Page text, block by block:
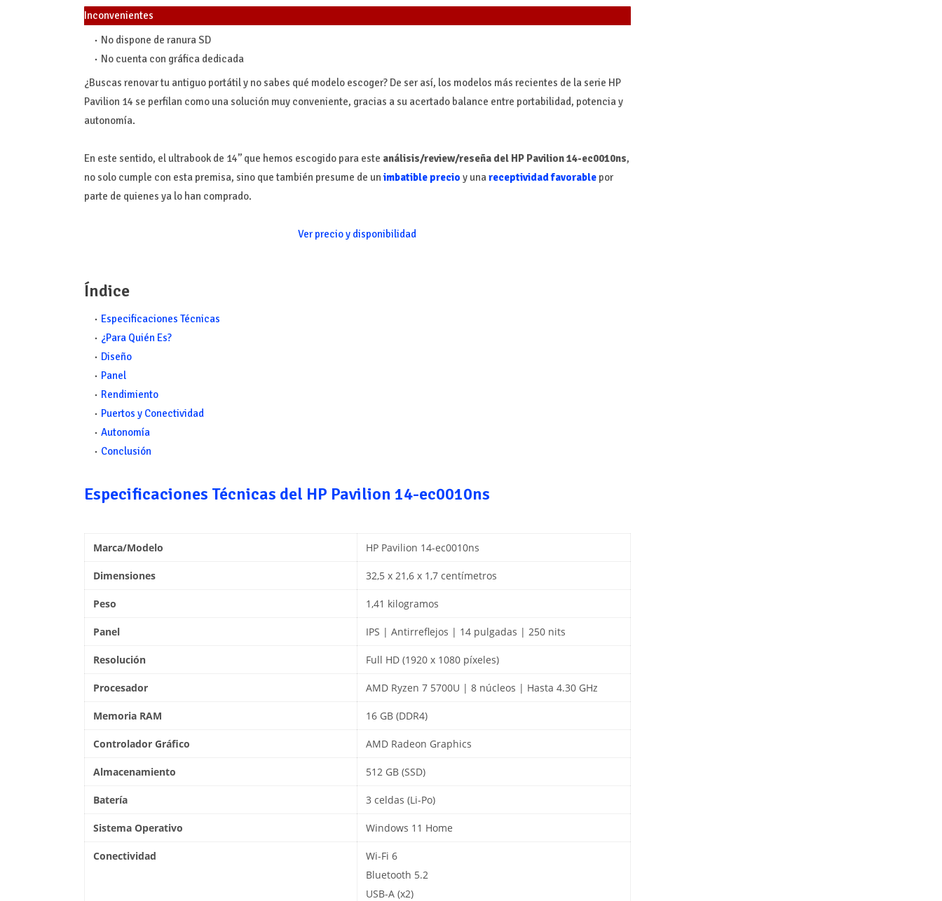
Inconvenientes
No dispone de ranura SD
No cuenta con gráfica dedicada
¿Buscas renovar tu antiguo portátil y no sabes qué modelo escoger? De ser así, los modelos más recientes de la serie HP
Pavilion 14 se perfilan como una solución muy conveniente, gracias a su acertado balance entre portabilidad, potencia y
autonomía.
En este sentido, el ultrabook de 14’’ que hemos escogido para este análisis/review/reseña del HP Pavilion 14-ec0010ns,
no solo cumple con esta premisa, sino que también presume de un imbatible precio y unareceptividad favorablepor
parte de quienes ya lo han comprado.
Ver precio y disponibilidad
Índice
Especificaciones Técnicas
¿Para Quién Es?
Diseño
Panel
Rendimiento
Puertos y Conectividad
Autonomía
Conclusión
Especificaciones Técnicas del HP Pavilion 14-ec0010ns
Marca/Modelo HP Pavilion 14-ec0010ns
Dimensiones 32,5 x 21,6 x 1,7 centímetros
Peso 1,41 kilogramos
Panel IPS | Antirreflejos | 14 pulgadas | 250 nits
Resolución Full HD (1920 x 1080 píxeles)
Procesador AMD Ryzen 7 5700U | 8 núcleos | Hasta 4.30 GHz
Memoria RAM 16 GB (DDR4)
Controlador Gráfico AMD Radeon Graphics
Almacenamiento 512 GB (SSD)
Batería 3 celdas (Li-Po)
Sistema Operativo Windows 11 Home
Conectividad
Wi-Fi 6
Bluetooth 5.2
USB-A (x2)